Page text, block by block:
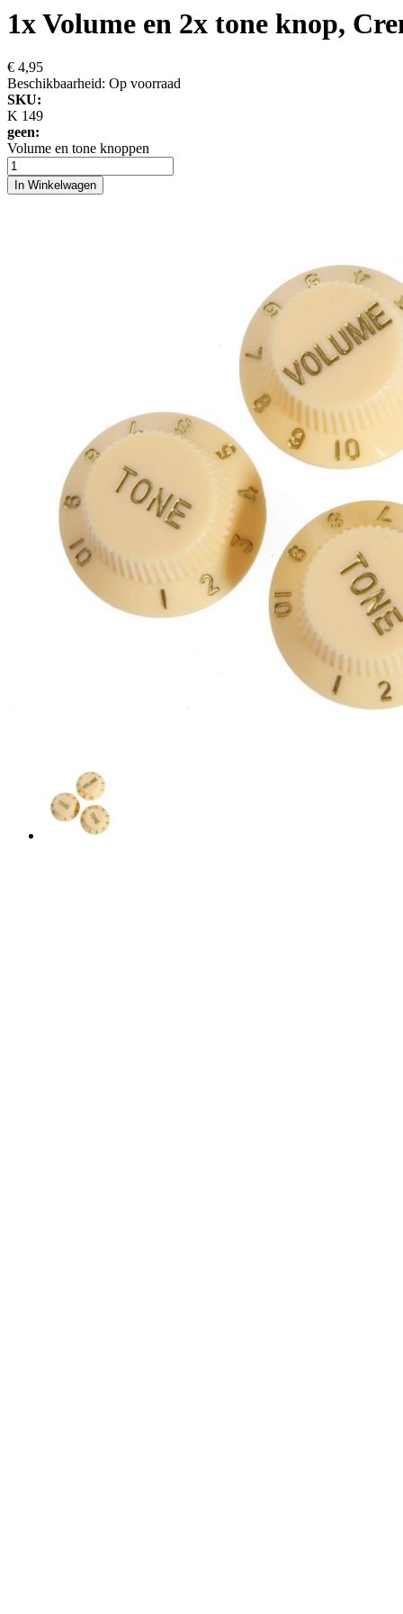
1x Volume en 2x tone knop,
€ 4,95
Beschikbaarheid: Op voorraad
SKU:
K 149
geen:
Volume en tone knoppen
In Winkelwagen